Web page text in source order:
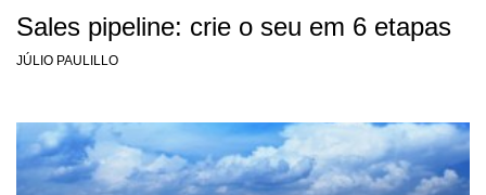
Sales pipeline: crie o seu em 6 etapas
JÚLIO PAULILLO